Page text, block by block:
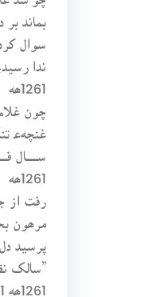
بماند
سوال
ندا
1261ھه
چون غلام
غنچهﻋ
1261ھه
رفت از
مرھون
پرسيد
”سالک
1261ھه 1261ھه